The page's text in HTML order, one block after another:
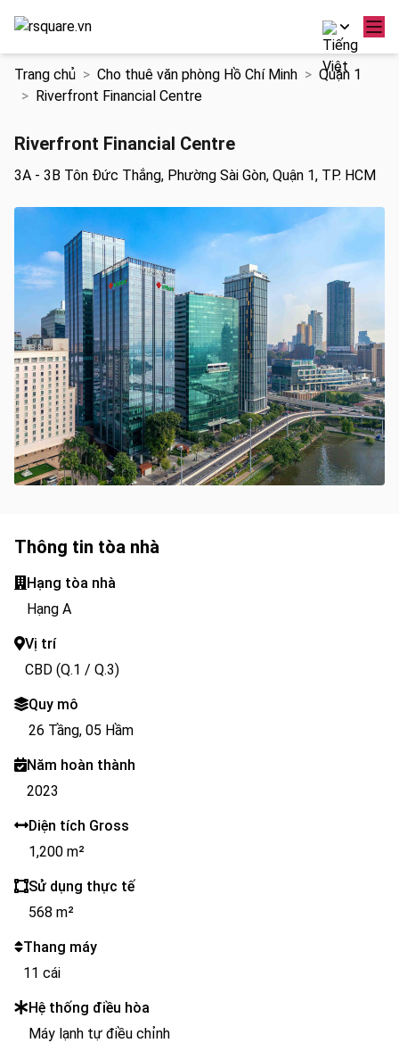
đến
Trang chủ Cho thuê văn phòng Hồ Chí Minh
Quận 1
Riverfront Financial Centre
Riverfront Financial Centre
3A - 3B Tôn Đức Thắng, Phường Sài Gòn, Quận 1, TP. HCM
Thông tin tòa nhà
Hạng tòa nhà
Hạng A
Vị trí
CBD (Q.1 / Q.3)
Quy mô
26 Tầng, 05 Hầm
Năm hoàn thành
2023
Diện tích Gross
1,200 m²
Sử dụng thực tế
568 m²
Thang máy
11 cái
Hệ thống điều hòa
Máy lạnh tự điều chỉnh